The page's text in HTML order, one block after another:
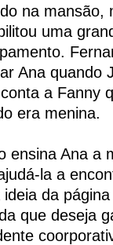
na mansão,
uma
Ana quando
a Fanny
era menina.
ensina Ana a
la a
ideia da
que deseja